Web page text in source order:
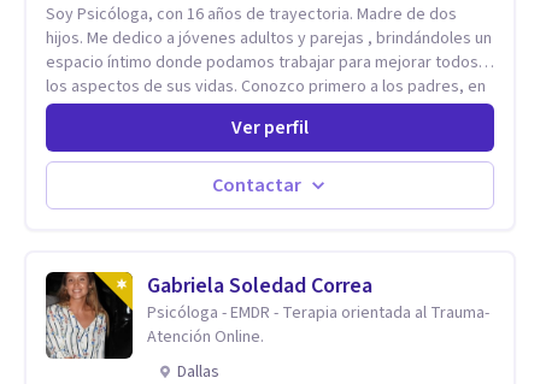
Soy Psicóloga, con 16 años de trayectoria. Madre de dos
hijos. Me dedico a jóvenes adultos y parejas , brindándoles un
espacio íntimo donde podamos trabajar para mejorar todos
los aspectos de sus vidas. Conozco primero a los padres, en
el caso de niños u adolescentes, para luego seguir la terapia
con sus hijos, apuntalándolos en su futuro personal,
universitario y profesional, siempre conteniendo
paralelamente a los padres y brindándoles un espacio de
seguridad. Hago terapia de pareja y adultos con método
Ver perfil
Contactar
Gabriela Soledad Correa
Psicóloga - EMDR - Terapia orientada al Trauma-
Atención Online.
Dallas